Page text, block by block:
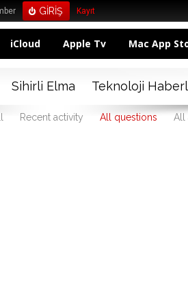
Kayıt
iCloud Apple Tv Mac App
Sihirli Elma Teknoloji
Recent activity All questions All